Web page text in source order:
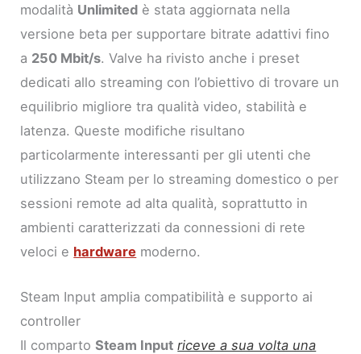
modalità Unlimited è stata aggiornata nella
versione beta per supportare bitrate adattivi fino
a 250 Mbit/s. Valve ha rivisto anche i preset
dedicati allo streaming con l’obiettivo di trovare un
equilibrio migliore tra qualità video, stabilità e
latenza. Queste modifiche risultano
particolarmente interessanti per gli utenti che
utilizzano Steam per lo streaming domestico o per
sessioni remote ad alta qualità, soprattutto in
ambienti caratterizzati da connessioni di rete
veloci e hardware moderno.
Steam Input amplia compatibilità e supporto ai
controller
Il compartoSteam Input riceve a sua volta una